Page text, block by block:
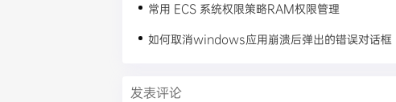
常用 ECS 系统权限策略RAM权限管理
如何取消windows应用崩溃后弹出的错误对话框
发表评论